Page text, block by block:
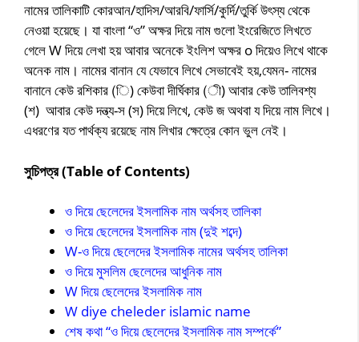
নামের তালিকাটি কোরআন/হাদিস/আরবি/ফার্সি/কুর্দি/তুর্কি উৎস্য থেকে
নেওয়া হয়েছে। যা বাংলা “ও” অক্ষর দিয়ে নাম গুলো ইংরেজিতে লিখতে
গেলে W দিয়ে লেখা হয় আবার অনেকে ইংলিশ অক্ষর o দিয়েও লিখে থাকে
অনেক নাম। নামের বানান যে যেভাবে লিখে সেভাবেই হয়,যেমন- নামের
বানানে কেউ রশিকার (ি) কেউবা দীর্ঘিকার (ী) আবার কেউ তালিবশ্য
(শ) আবার কেউ দন্ত্য-স (স) দিয়ে লিখে, কেউ জ অথবা য দিয়ে নাম লিখে।
এধরণের যত পার্থক্য রয়েছে নাম লিখার ক্ষেত্রে কোন ভুল নেই।
সুচিপত্র (Table of Contents)
ও দিয়ে ছেলেদের ইসলামিক নাম অর্থসহ তালিকা
ও দিয়ে ছেলেদের ইসলামিক নাম (দুই শব্দে)
W-ও দিয়ে ছেলেদের ইসলামিক নামের অর্থসহ তালিকা
ও দিয়ে মুসলিম ছেলেদের আধুনিক নাম
W দিয়ে ছেলেদের ইসলামিক নাম
W diye cheleder islamic name
শেষ কথা “ও দিয়ে ছেলেদের ইসলামিক নাম সম্পর্কে”